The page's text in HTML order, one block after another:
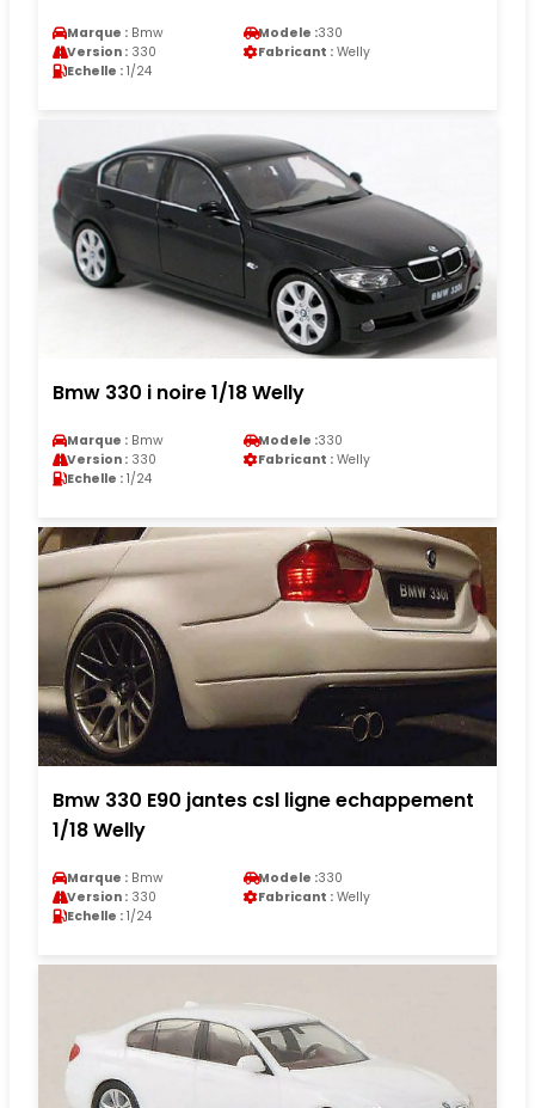
Marque : Bmw Modele :330
Version : 330 Fabricant : Welly
Echelle : 1/24
Bmw 330 i noire 1/18 Welly
Marque : Bmw Modele :330
Version : 330 Fabricant : Welly
Echelle : 1/24
Bmw 330 E90 jantes csl ligne echappement
1/18 Welly
Marque : Bmw Modele :330
Version : 330 Fabricant : Welly
Echelle : 1/24